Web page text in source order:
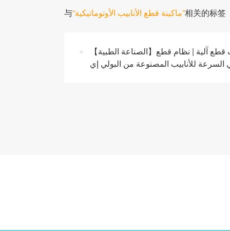
与 “ماكينة قطع الأنابيب الأوتوماتيكية”相关的标签
【الصناعة الطبية】قاطعة أنابيب بلاستيكية إلكترونية بدون شفرات | معدات قطع آلية | نظام قطع
السرعة للأنابيب المصنوعة من البولي إي